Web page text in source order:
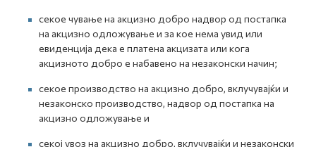
Е-Весник
секое чување на акцизно добро надвор од постапка
на акцизно одложување и за кое нема увид или
евиденција дека е платена акцизата или кога
акцизното добро е набавено на незаконски начин;
секое производство на акцизно добро, вклучувајќи и
незаконско производство, надвор од постапка на
акцизно одложување и
секој увоз на акцизно добро, вклучувајќи и незаконски